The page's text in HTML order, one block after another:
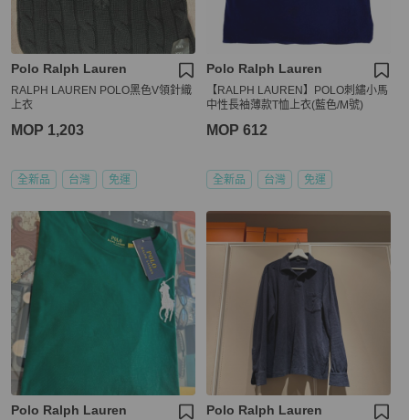
Polo Ralph Lauren
RALPH LAUREN POLO黑色V領針織
上衣
MOP 1,203
全新品 台灣 免運
Polo Ralph Lauren
【RALPH LAUREN】POLO刺繡小馬
中性長袖薄款T恤上衣(藍色/M號)
MOP 612
全新品 台灣 免運
Polo Ralph Lauren Polo Ralph Lauren